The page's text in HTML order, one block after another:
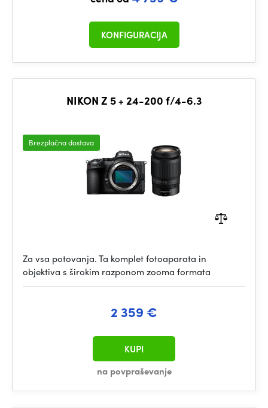
KONFIGURACIJA
NIKON Z 5 + 24-200 f/4-6.3
Brezplačna dostava
Za vsa potovanja. Ta komplet fotoaparata in
objektiva s širokim razponom zooma formata
2 359 €
na povpraševanje
KUPI